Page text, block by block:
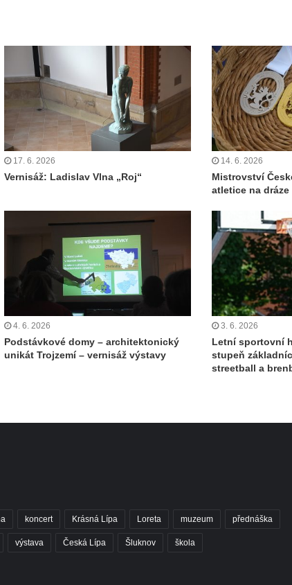
17. 6. 2026
Vernisáž: Ladislav Vlna „Roj“
14. 6. 2026
Mistrovství
atletice na dráze
4. 6. 2026
Podstávkové domy – architektonický
unikát Trojzemí – vernisáž výstavy
3. 6. 2026
Letní sportovní
stupeň
streetball a
koncert Krásná Lípa Loreta muzeum přednáška
výstava Česká Lípa Šluknov škola